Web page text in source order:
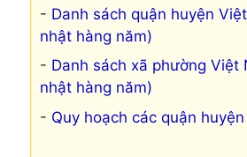
Danh sách quận huyện
nhật hàng năm)
Danh sách xã phường Việt
nhật hàng năm)
Quy hoạch các quận